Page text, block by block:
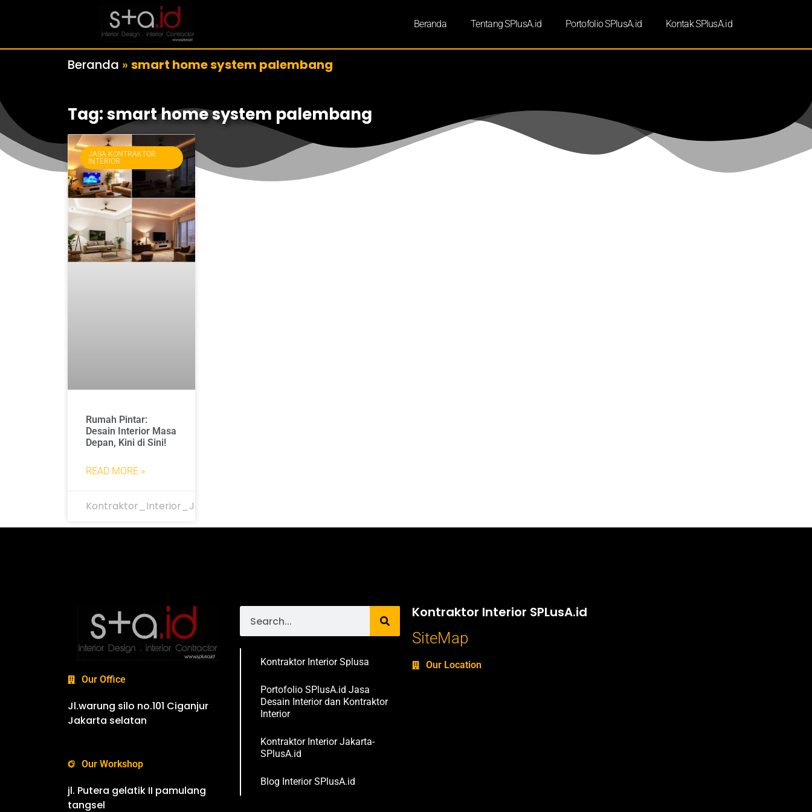
Beranda Tentang SPlusA.id Portofolio SPlusA.id Kontak SPlusA.id
Beranda » smart home system palembang
Tag: smart home system palembang
JASA KONTRAKTOR
INTERIOR
Rumah Pintar:
Desain Interior Masa
Depan, Kini di Sini!
READ MORE »
Kontraktor_Interior_Jakarta
Our Office
Jl.warung silo no.101 Ciganjur
Jakarta selatan
Our Workshop
jl. Putera gelatik II pamulang
tangsel
Kontraktor Interior Splusa
Portofolio SPlusA.id Jasa
Desain Interior dan Kontraktor
Interior
Kontraktor Interior Jakarta-
SPlusA.id
Blog Interior SPlusA.id
Kontraktor Interior SPLusA.id
SiteMap
Our Location